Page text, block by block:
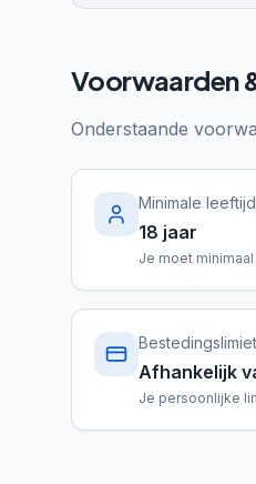
Voorwaarden
Onderstaande
Minimale leeftijd
18 jaar
Je moet
Bestedingslimiet
Afhankelijk
Je persoonlijke